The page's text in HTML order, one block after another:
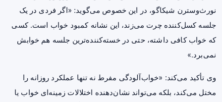
نورث‌وسترن شیکاگو، در این خصوص می‌گوید: «اگر فردی در یک
جلسه کسل‌کننده چرت می‌زند، این نشانه کمبود خواب است. کسی
که خواب کافی داشته، حتی در خسته‌کننده‌ترین جلسه هم خوابش
نمی‌برد.»
وی تأکید می‌کند: «خواب‌آلودگی مفرط نه تنها عملکرد روزانه را
مختل می‌کند، بلکه می‌تواند نشان‌دهنده اختلالات زمینه‌ای خواب یا